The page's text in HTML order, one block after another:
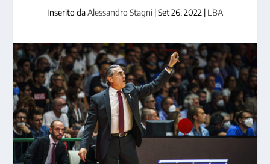
Inserito daAlessandro Stagni |Set 26, 2022 | LBA